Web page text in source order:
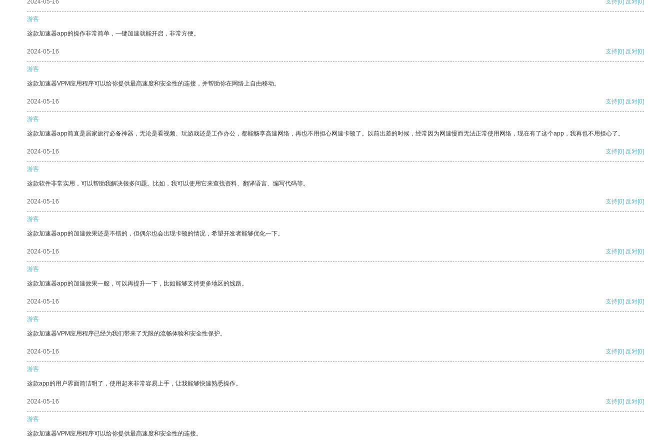
2024-05-16 支持 [0] 反对 [0]
游客
这款加速器app的操作非常简单，一键加速就能开启，非常方便。
2024-05-16 支持[0] 反对[0]
游客
这款加速器VPM应用程序可以给你提供最高速度和安全性的连接，并帮助你在网络上自由移动。
2024-05-16 支持[0] 反对[0]
游客
这款加速器app简直是居家旅行必备神器，无论是看视频、玩游戏还是工作办公，都能畅享高速网络，再也不用担心网速卡顿了。以前出差的时候，经常因为网速慢而无法正常使用网络，现在有了这个app，我再也不用担心了。
2024-05-16 支持[0] 反对[0]
游客
这款软件非常实用，可以帮助我解决很多问题。比如，我可以使用它来查找资料、翻译语言、编写代码等。
2024-05-16 支持[0] 反对[0]
游客
这款加速器app的加速效果还是不错的，但偶尔也会出现卡顿的情况，希望开发者能够优化一下。
2024-05-16 支持[0] 反对[0]
游客
这款加速器app的加速效果一般，可以再提升一下，比如能够支持更多地区的线路。
2024-05-16 支持[0] 反对[0]
游客
这款加速器VPM应用程序已经为我们带来了无限的流畅体验和安全性保护。
2024-05-16 支持[0] 反对[0]
游客
这款app的用户界面简洁明了，使用起来非常容易上手，让我能够快速熟悉操作。
2024-05-16 支持[0] 反对[0]
游客
这款加速器VPM应用程序可以给你提供最高速度和安全性的连接。